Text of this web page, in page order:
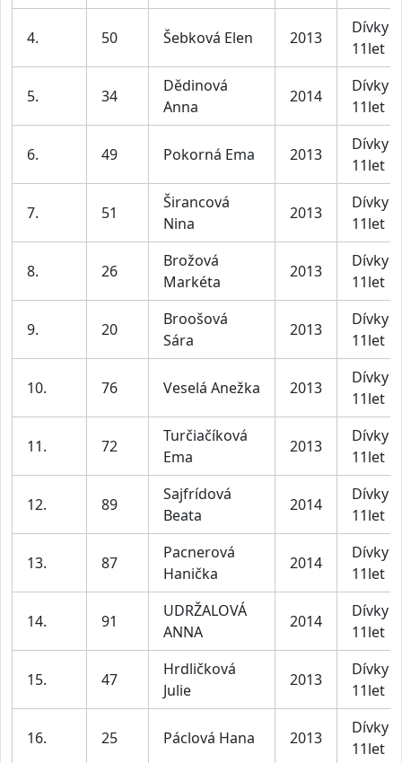
4. 50 Šebková Elen 2013
Dívky
11let
5. 34
Dědinová
Anna
2014
Dívky
11let
6. 49 Pokorná Ema 2013
Dívky
11let
7. 51
Širancová
Nina
2013
Dívky
11let
8. 26
Brožová
Markéta
2013
Dívky
11let
9. 20
Broošová
Sára
2013
Dívky
11let
10. 76 Veselá Anežka 2013
Dívky
11let
11. 72
Turčiačíková
Ema
2013
Dívky
11let
12. 89
Sajfrídová
Beata
2014
Dívky
11let
13. 87
Pacnerová
Hanička
2014
Dívky
11let
14. 91
UDRŽALOVÁ
ANNA
2014
Dívky
11let
15. 47
Hrdličková
Julie
2013
Dívky
11let
16. 25 Páclová Hana 2013
Dívky
11let